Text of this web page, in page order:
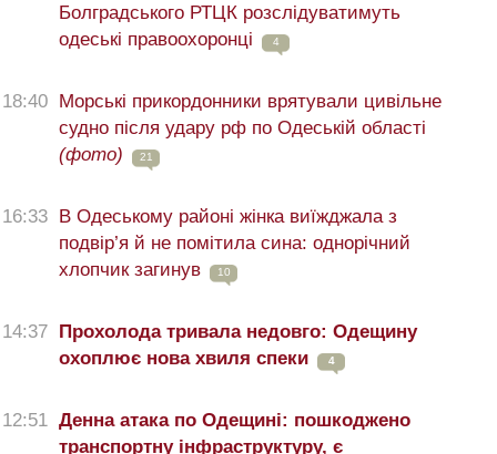
Болградського РТЦК розслідуватимуть
одеські правоохоронці
4
18:40 Морські прикордонники врятували цивільне
судно після удару рф по Одеській області
(фото)
21
16:33 В Одеському районі жінка виїжджала з
подвір’я й не помітила сина: однорічний
хлопчик загинув
10
14:37 Прохолода тривала недовго: Одещину
охоплює нова хвиля спеки
4
12:51 Денна атака по Одещині: пошкоджено
транспортну інфраструктуру, є